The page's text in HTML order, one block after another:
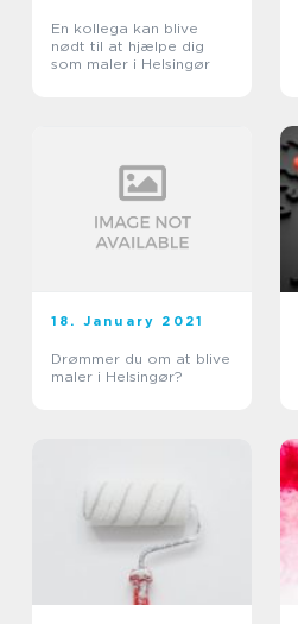
En kollega kan blive
nødt til at hjælpe dig
som maler i Helsingør
18. January 2021
Drømmer du om at blive
maler i Helsingør?